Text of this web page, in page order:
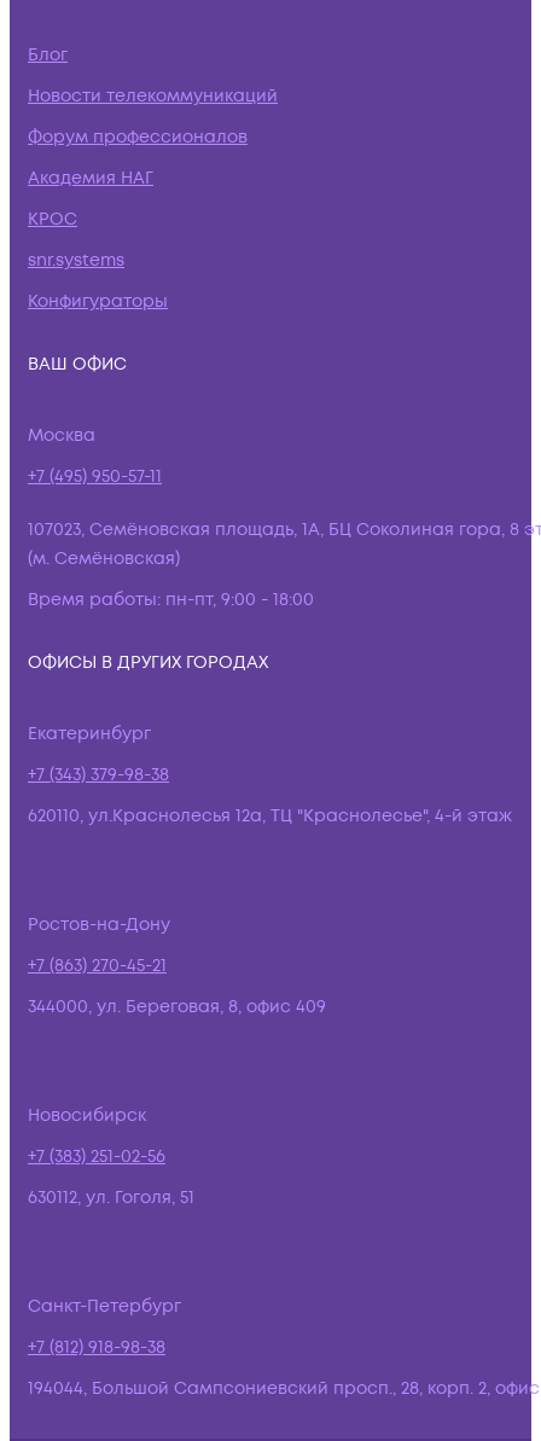
Блог
Новости телекоммуникаций
Форум профессионалов
Академия НАГ
КРОС
snr.systems
Конфигураторы
ВАШ ОФИС
Москва
+7 (495) 950-57-11
107023, Семёновская площадь, 1А, БЦ Соколиная гора, 8
(м. Семёновская)
Время работы: пн-пт, 9:00 - 18:00
ОФИСЫ В ДРУГИХ ГОРОДАХ
Екатеринбург
+7 (343) 379-98-38
620110, ул.Краснолесья 12а, ТЦ "Краснолесье", 4-й этаж
Ростов-на-Дону
+7 (863) 270-45-21
344000, ул. Береговая, 8, офис 409
Новосибирск
+7 (383) 251-02-56
630112, ул. Гоголя, 51
Санкт-Петербург
+7 (812) 918-98-38
194044, Большой Сампсониевский просп., 28, корп. 2,